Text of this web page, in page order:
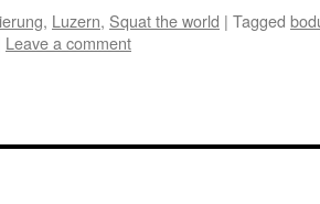
, Luzern, Squat the world | Tagged
Leave a comment